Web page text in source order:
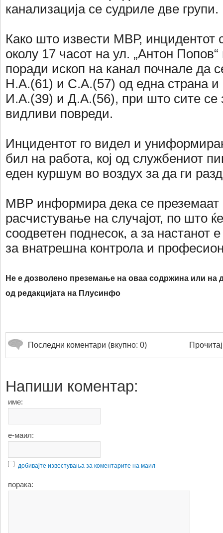
канализација се судриле две групи.
Како што извести МВР, инцидентот
околу 17 часот на ул. „Антон Попов“
поради ископ на канал почнале да
Н.А.(61) и С.А.(57) од една страна и
И.А.(39) и Д.А.(56), при што сите се
видливи повреди.
Инцидентот го видел и
бил на работа, кој од службениот
еден куршум во воздух за да ги
МВР информира дека се преземаат
расчистување на случајот, по што
соодветен поднесок, а за настанот
за внатрешна контрола и
Не е дозволено преземање на оваа содржина или на
од редакцијата на Плусинфо
Последни коментари (вкупно: 0)
Напиши коментар:
име:
е-маил:
добивајте известувања за коментарите на маил
порака: